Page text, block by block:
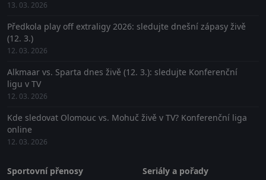
13. 03. 2026
Předkola play off extraligy 2026: sledujte dnešní zápasy živě
(12. 3.)
12. 03. 2026
Alkmaar vs. Sparta dnes živě (12. 3.): sledujte Konferenční
ligu v TV
12. 03. 2026
Kde sledovat Olomouc vs. Mohuč živě v TV? Konferenční liga
online
12. 03. 2026
Sportovní přenosy
Seriály a pořady